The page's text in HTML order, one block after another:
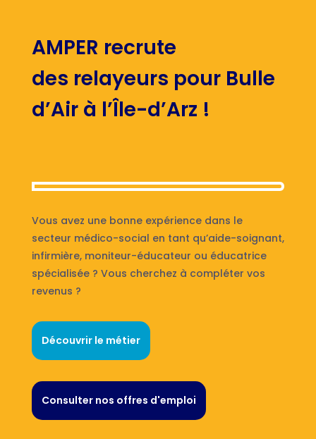
AMPER recrute
des relayeurs pour Bulle
d’Air à l’Île-d’Arz !
Vous avez une bonne expérience dans le
secteur médico-social en tant qu’aide-soignant,
infirmière, moniteur-éducateur ou éducatrice
spécialisée ? Vous cherchez à compléter vos
revenus ?
Découvrir le métier
Consulter nos offres d'emploi